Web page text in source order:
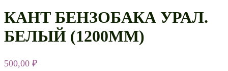
КАНТ БЕНЗОБАКА УРАЛ.
БЕЛЫЙ (1200ММ)
500,00 ₽